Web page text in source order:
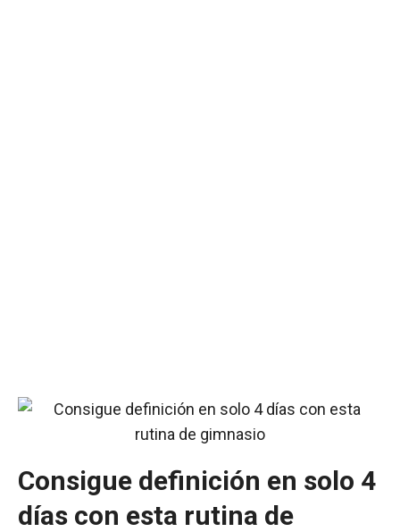
Consigue definición en solo 4
días con esta rutina de